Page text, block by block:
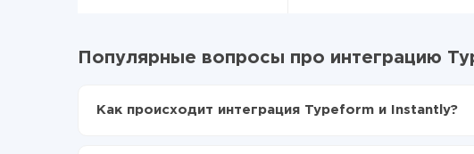
Популярные вопросы про интеграцию
Как происходит интеграция Typeform и Instantly?